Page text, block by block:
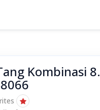
Kombinasi